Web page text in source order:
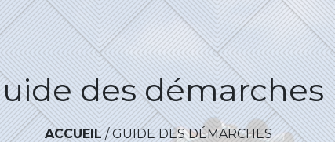
des démarches
ACCUEIL/GUIDE DES DÉMARCHES